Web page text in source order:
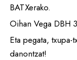
BATXerako.
Oihan Vega DBH
Eta pegata, txupa-
danontzat!